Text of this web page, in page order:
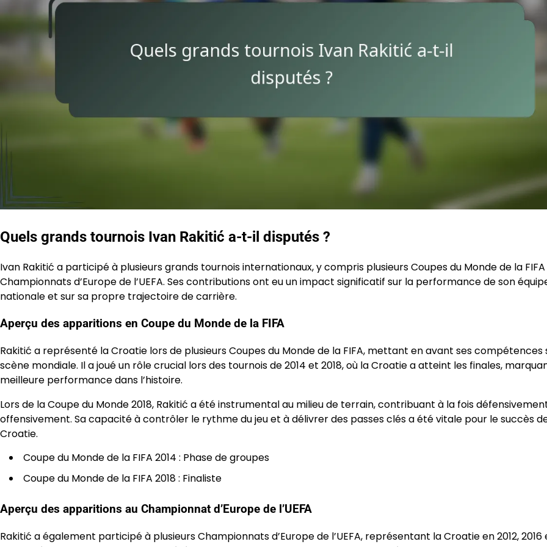
Quels grands tournois Ivan Rakitić a-t-il disputés ?
Ivan Rakitić a participé à plusieurs grands tournois internationaux, y compris plusieurs Coupes du Monde de la
Championnats d’Europe de l’UEFA. Ses contributions ont eu un impact significatif sur la performance de son
nationale et sur sa propre trajectoire de carrière.
Aperçu des apparitions en Coupe du Monde de la FIFA
Rakitić a représenté la Croatie lors de plusieurs Coupes du Monde de la FIFA, mettant en avant ses compétences
scène mondiale. Il a joué un rôle crucial lors des tournois de 2014 et 2018, où la Croatie a atteint les finales,
meilleure performance dans l’histoire.
Lors de la Coupe du Monde 2018, Rakitić a été instrumental au milieu de terrain, contribuant à la fois
offensivement. Sa capacité à contrôler le rythme du jeu et à délivrer des passes clés a été vitale pour le succès
Croatie.
Coupe du Monde de la FIFA 2014 : Phase de groupes
Coupe du Monde de la FIFA 2018 : Finaliste
Aperçu des apparitions au Championnat d’Europe de l’UEFA
Rakitić a également participé à plusieurs Championnats d’Europe de l’UEFA, représentant la Croatie en 2012, 2016